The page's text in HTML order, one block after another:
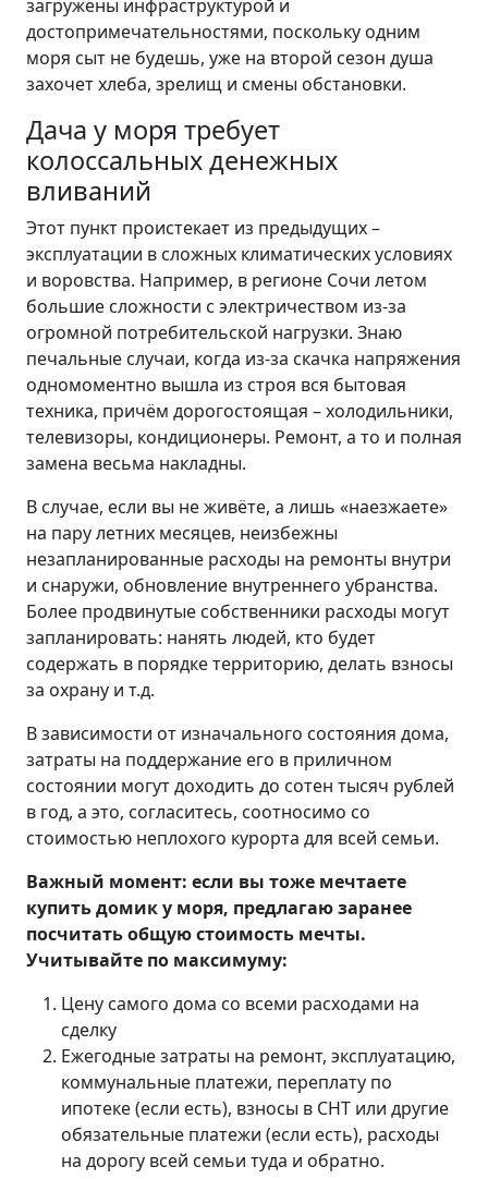
загружены инфраструктурой и
достопримечательностями, поскольку одним
моря сыт не будешь, уже на второй сезон душа
захочет хлеба, зрелищ и смены обстановки.
Дача у моря требует
колоссальных денежных
вливаний
Этот пункт проистекает из предыдущих –
эксплуатации в сложных климатических условиях
и воровства. Например, в регионе Сочи летом
большие сложности с электричеством из-за
огромной потребительской нагрузки. Знаю
печальные случаи, когда из-за скачка напряжения
одномоментно вышла из строя вся бытовая
техника, причём дорогостоящая – холодильники,
телевизоры, кондиционеры. Ремонт, а то и полная
замена весьма накладны.
В случае, если вы не живёте, а лишь «наезжаете»
на пару летних месяцев, неизбежны
незапланированные расходы на ремонты внутри
и снаружи, обновление внутреннего убранства.
Более продвинутые собственники расходы могут
запланировать: нанять людей, кто будет
содержать в порядке территорию, делать взносы
за охрану и т.д.
В зависимости от изначального состояния дома,
затраты на поддержание его в приличном
состоянии могут доходить до сотен тысяч рублей
в год, а это, согласитесь, соотносимо со
стоимостью неплохого курорта для всей семьи.
Важный момент: если вы тоже мечтаете
купить домик у моря, предлагаю заранее
посчитать общую стоимость мечты.
Учитывайте по максимуму:
Цену самого дома со всеми расходами на
сделку
Ежегодные затраты на ремонт, эксплуатацию,
коммунальные платежи, переплату по
ипотеке (если есть), взносы в СНТ или другие
обязательные платежи (если есть), расходы
на дорогу всей семьи туда и обратно.